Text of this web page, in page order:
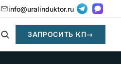
info@uralinduktor.ru
ЗАПРОСИТЬ КП→